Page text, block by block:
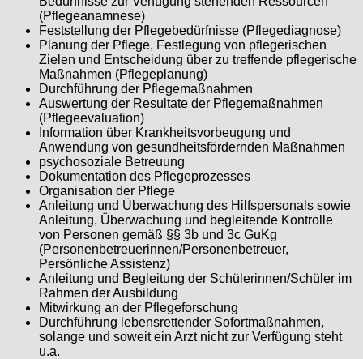
(Pflegeanamnese)
Feststellung der Pflegebedürfnisse (Pflegediagnose)
Planung der Pflege, Festlegung von pflegerischen
Zielen und Entscheidung über zu treffende pflegerische
Maßnahmen (Pflegeplanung)
Durchführung der Pflegemaßnahmen
Auswertung der Resultate der Pflegemaßnahmen
(Pflegeevaluation)
Information über Krankheitsvorbeugung und
Anwendung von gesundheitsfördernden Maßnahmen
psychosoziale Betreuung
Dokumentation des Pflegeprozesses
Organisation der Pflege
Anleitung und Überwachung des Hilfspersonals sowie
Anleitung, Überwachung und begleitende Kontrolle
von Personen gemäß §§ 3b und 3c GuKg
(Personenbetreuerinnen/Personenbetreuer,
Persönliche Assistenz)
Anleitung und Begleitung der Schülerinnen/Schüler im
Rahmen der Ausbildung
Mitwirkung an der Pflegeforschung
Durchführung lebensrettender Sofortmaßnahmen,
solange und soweit ein Arzt nicht zur Verfügung steht
u.a.